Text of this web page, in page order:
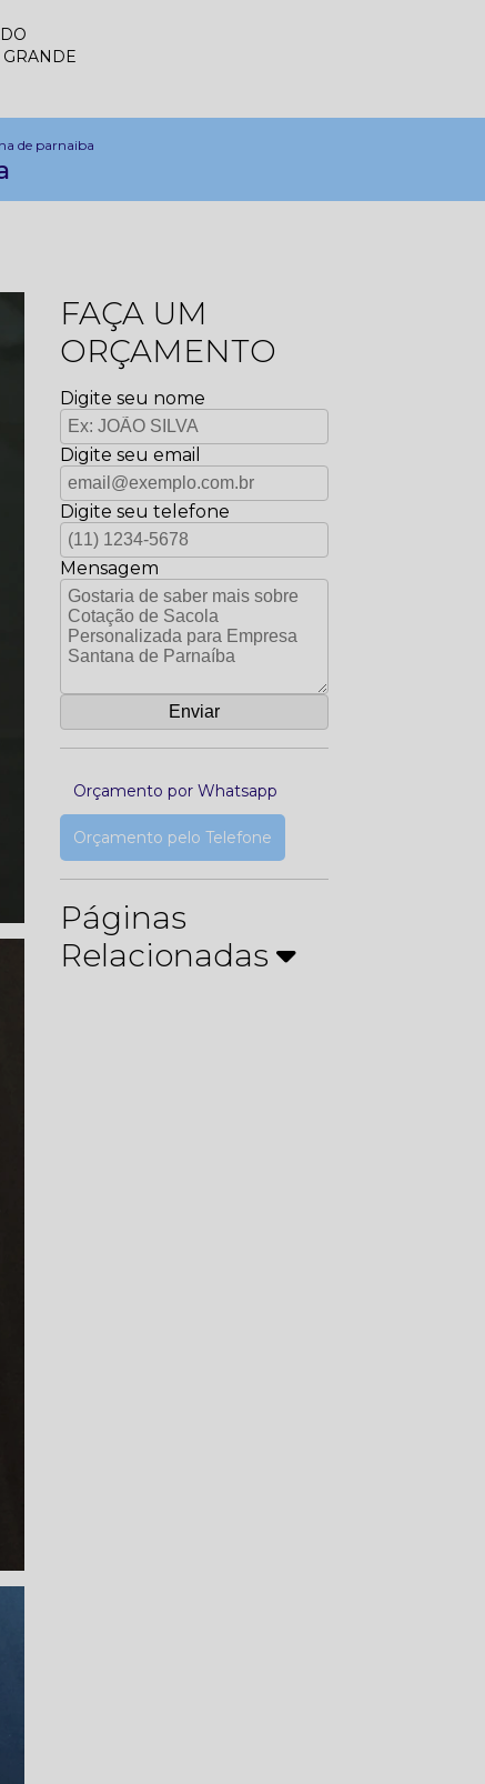
GRANDE
de parnaiba
FAÇA UM
ORÇAMENTO
Digite seu nome
Digite seu email
Digite seu telefone
Mensagem
Orçamento por Whatsapp
Orçamento pelo Telefone
Páginas
Relacionadas